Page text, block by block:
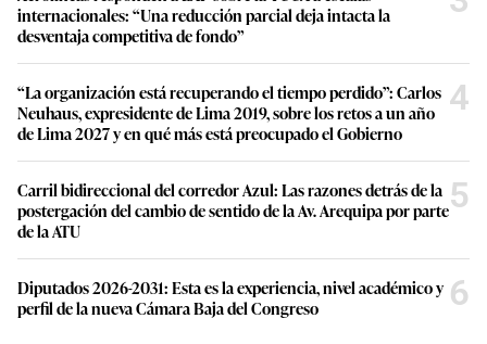
internacionales: “Una reducción parcial deja intacta la
desventaja competitiva de fondo”
“La organización está recuperando el tiempo perdido”: Carlos
Neuhaus, expresidente de Lima 2019, sobre los retos a un año
de Lima 2027 y en qué más está preocupado el Gobierno
4
Carril bidireccional del corredor Azul: Las razones detrás de la
postergación del cambio de sentido de la Av. Arequipa por parte
de la ATU
5
Diputados 2026-2031: Esta es la experiencia, nivel académico y
perfil de la nueva Cámara Baja del Congreso
6